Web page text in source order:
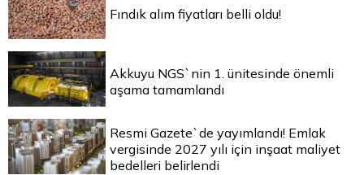
Fındık alım fiyatları belli oldu!
Akkuyu NGS`nin 1. ünitesinde önemli
aşama tamamlandı
Resmi Gazete`de yayımlandı! Emlak
vergisinde 2027 yılı için inşaat maliyet
bedelleri belirlendi